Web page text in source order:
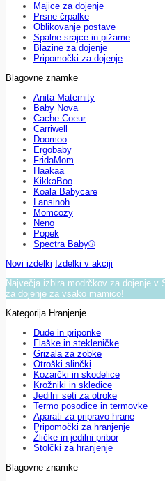
Majice za dojenje
Prsne črpalke
Oblikovanje postave
Spalne srajce in pižame
Blazine za dojenje
Pripomočki za dojenje
Blagovne znamke
Anita Maternity
Baby Nova
Cache Coeur
Carriwell
Doomoo
Ergobaby
FridaMom
Haakaa
KikkaBoo
Koala Babycare
Lansinoh
Momcozy
Neno
Popek
Spectra Baby®
Novi izdelki Izdelki v akciji
Največja izbira modrčkov za dojenje v
za dojenje za vsako mamico!
Kategorija Hranjenje
Dude in priponke
Flaške in stekleničke
Grizala za zobke
Otroški slinčki
Kozarčki in skodelice
Krožniki in skledice
Jedilni seti za otroke
Termo posodice in termovke
Aparati za pripravo hrane
Pripomočki za hranjenje
Žličke in jedilni pribor
Stolčki za hranjenje
Blagovne znamke